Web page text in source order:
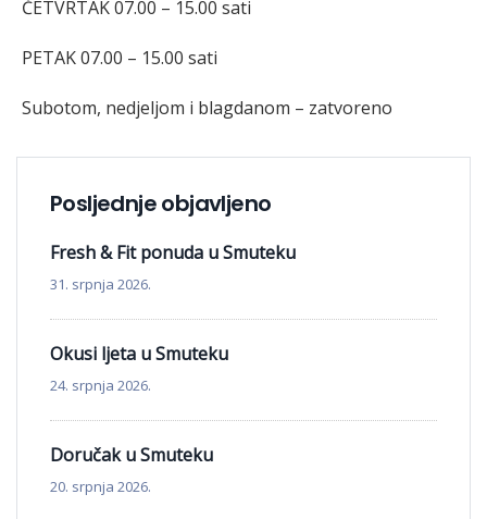
ČETVRTAK 07.00 – 15.00 sati
PETAK 07.00 – 15.00 sati
Subotom, nedjeljom i blagdanom – zatvoreno
Posljednje objavljeno
Fresh & Fit ponuda u Smuteku
31. srpnja 2026.
Okusi ljeta u Smuteku
24. srpnja 2026.
Doručak u Smuteku
20. srpnja 2026.